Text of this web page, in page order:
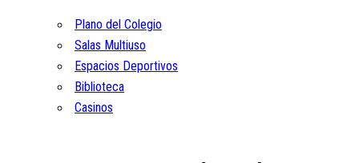
Plano del Colegio
Salas Multiuso
Espacios Deportivos
Biblioteca
Casinos